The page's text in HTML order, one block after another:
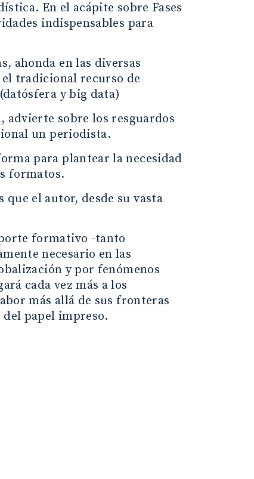
En el acápite sobre Fases
indispensables para
ahonda en las diversas
tradicional recurso de
y big data)
advierte sobre los resguardos
un periodista.
para plantear la necesidad
formatos.
el autor, desde su vasta
formativo -tanto
necesario en las
y por fenómenos
cada vez más a los
más allá de sus fronteras
papel impreso.